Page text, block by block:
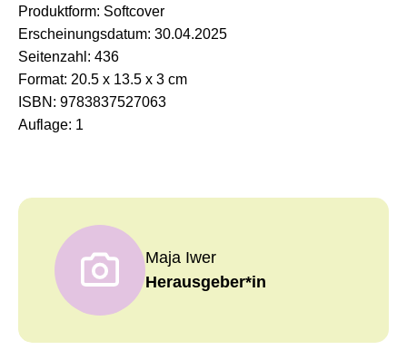
Produktform: Softcover
Erscheinungsdatum: 30.04.2025
Seitenzahl: 436
Format: 20.5 x 13.5 x 3 cm
ISBN: 9783837527063
Auflage: 1
Maja Iwer
Herausgeber*in